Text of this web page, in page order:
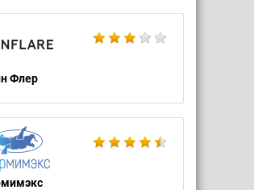
Флер